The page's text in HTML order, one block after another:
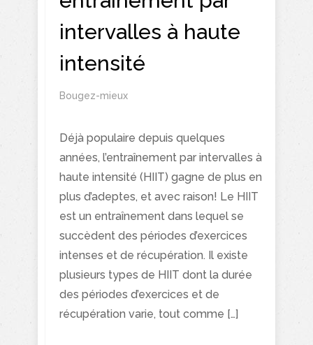
intervalles à haute
intensité
Bougez-mieux
Déjà populaire depuis quelques
années, l’entraînement par intervalles à
haute intensité (HIIT) gagne de plus en
plus d’adeptes, et avec raison! Le HIIT
est un entraînement dans lequel se
succèdent des périodes d’exercices
intenses et de récupération. Il existe
plusieurs types de HIIT dont la durée
des périodes d’exercices et de
récupération varie, tout comme […]